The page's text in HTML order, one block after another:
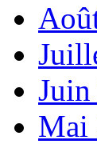
Mai